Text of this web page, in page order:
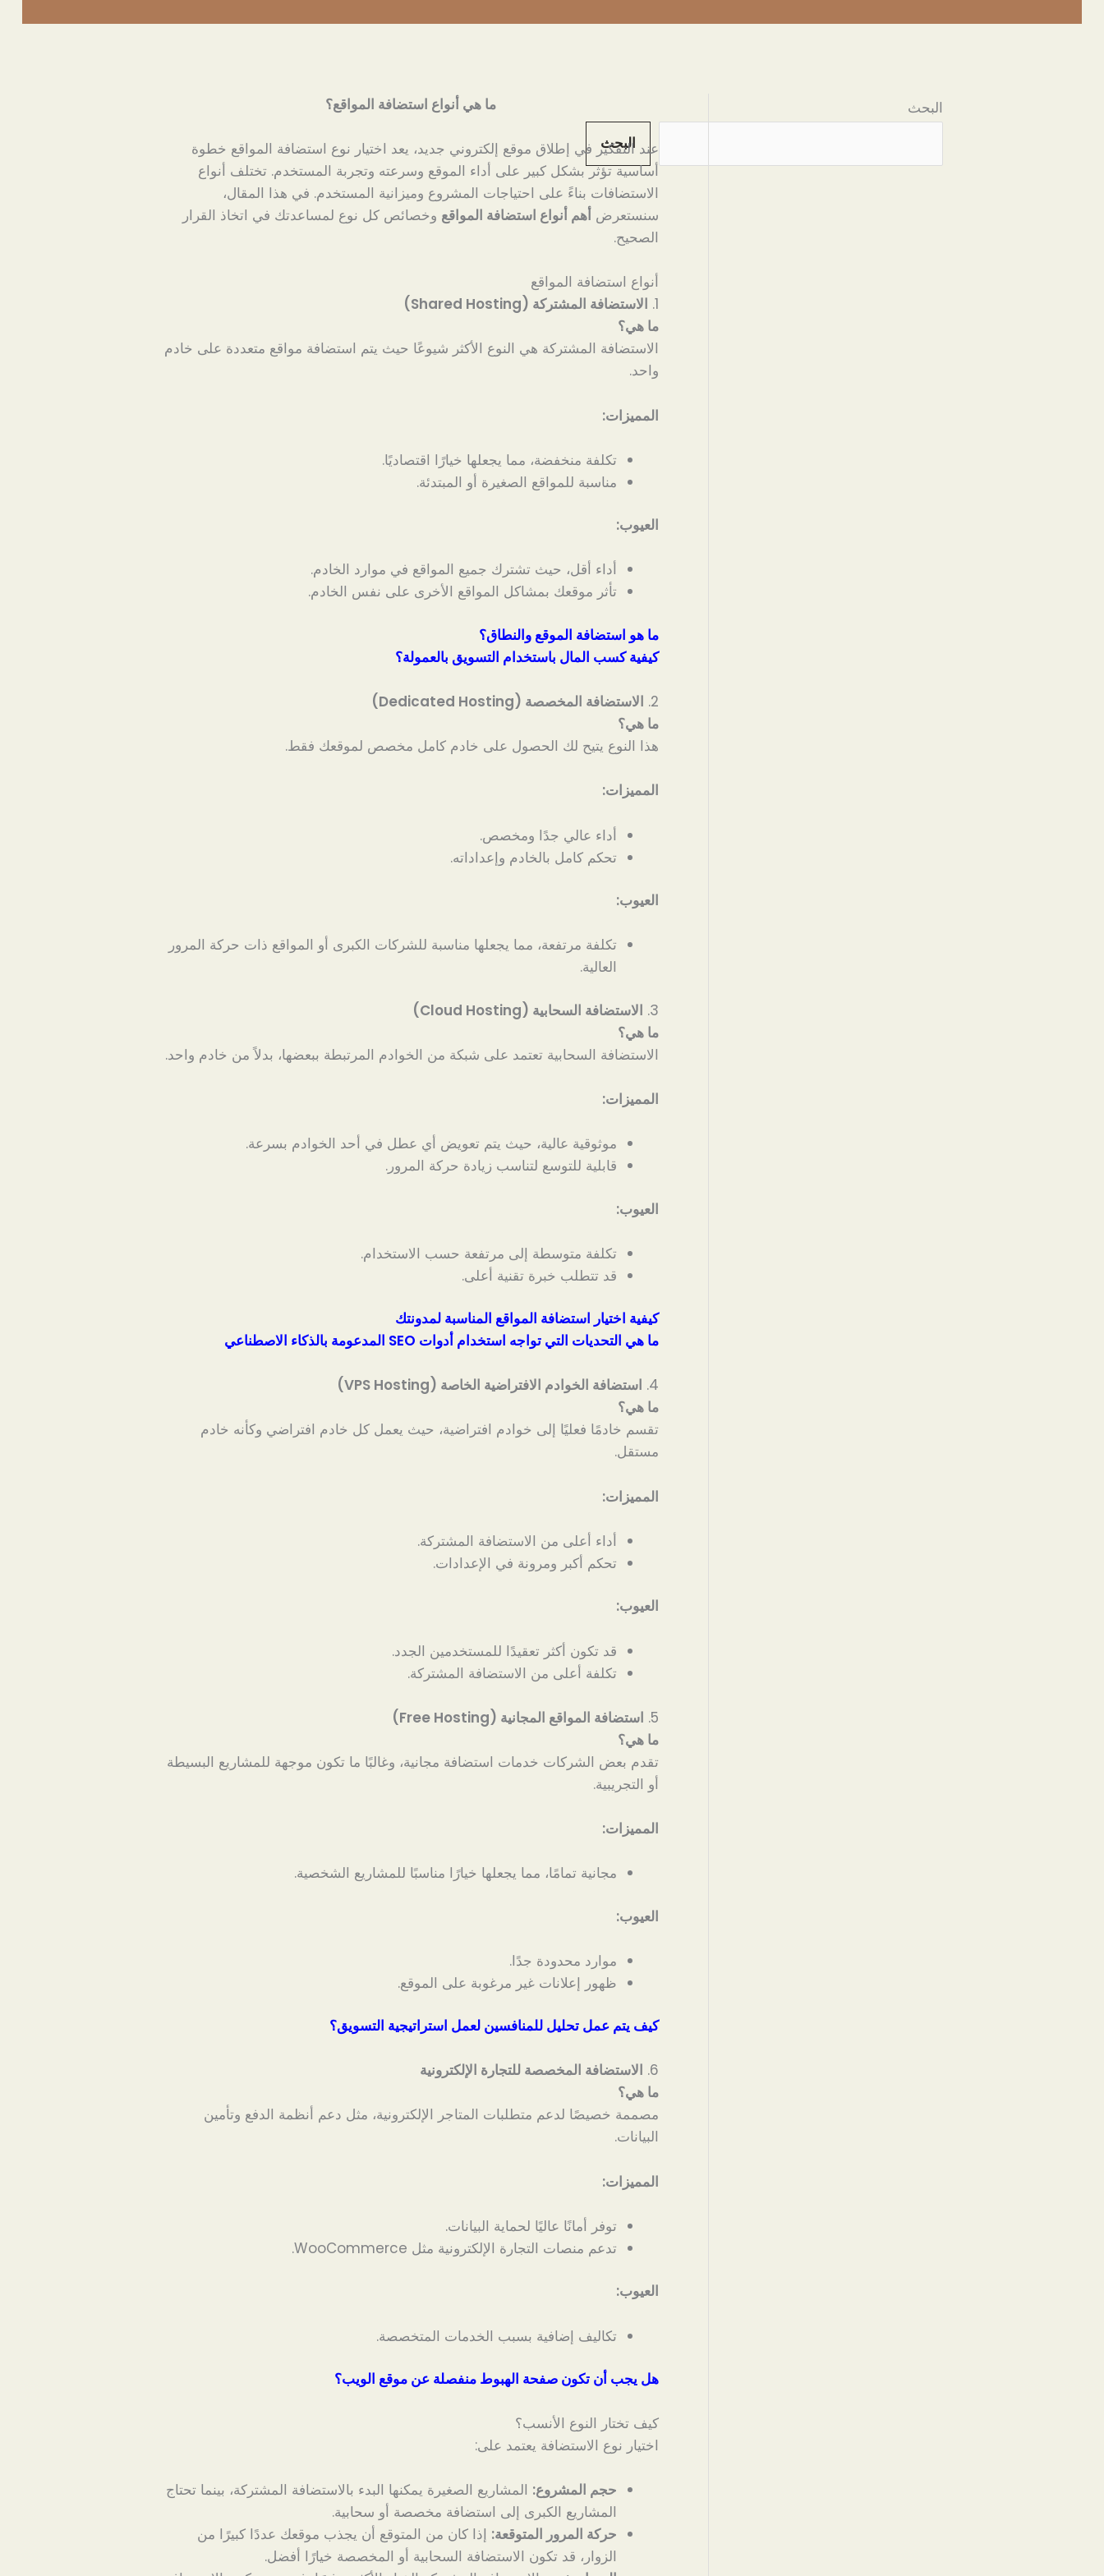
البحث
البحث
ما هي أنواع استضافة المواقع؟
عند التفكير في إطلاق موقع إلكتروني جديد، يعد اختيار نوع استضافة المواقع خطوة
أساسية تؤثر بشكل كبير على أداء الموقع وسرعته وتجربة المستخدم. تختلف أنواع
الاستضافات بناءً على احتياجات المشروع وميزانية المستخدم. في هذا المقال،
سنستعرض أهم أنواع استضافة المواقع وخصائص كل نوع لمساعدتك في اتخاذ القرار
الصحيح.
أنواع استضافة المواقع
1. الاستضافة المشتركة (Shared Hosting)
ما هي؟
الاستضافة المشتركة هي النوع الأكثر شيوعًا حيث يتم استضافة مواقع متعددة على خادم
واحد.
المميزات:
تكلفة منخفضة، مما يجعلها خيارًا اقتصاديًا.
مناسبة للمواقع الصغيرة أو المبتدئة.
العيوب:
أداء أقل، حيث تشترك جميع المواقع في موارد الخادم.
تأثر موقعك بمشاكل المواقع الأخرى على نفس الخادم.
ما هو استضافة الموقع والنطاق؟
كيفية كسب المال باستخدام التسويق بالعمولة؟
2. الاستضافة المخصصة (Dedicated Hosting)
ما هي؟
هذا النوع يتيح لك الحصول على خادم كامل مخصص لموقعك فقط.
المميزات:
أداء عالي جدًا ومخصص.
تحكم كامل بالخادم وإعداداته.
العيوب:
تكلفة مرتفعة، مما يجعلها مناسبة للشركات الكبرى أو المواقع ذات حركة المرور
العالية.
3. الاستضافة السحابية (Cloud Hosting)
ما هي؟
الاستضافة السحابية تعتمد على شبكة من الخوادم المرتبطة ببعضها، بدلاً من خادم واحد.
المميزات:
موثوقية عالية، حيث يتم تعويض أي عطل في أحد الخوادم بسرعة.
قابلية للتوسع لتناسب زيادة حركة المرور.
العيوب:
تكلفة متوسطة إلى مرتفعة حسب الاستخدام.
قد تتطلب خبرة تقنية أعلى.
كيفية اختيار استضافة المواقع المناسبة لمدونتك
ما هي التحديات التي تواجه استخدام أدوات SEO المدعومة بالذكاء الاصطناعي
4. استضافة الخوادم الافتراضية الخاصة (VPS Hosting)
ما هي؟
تقسم خادمًا فعليًا إلى خوادم افتراضية، حيث يعمل كل خادم افتراضي وكأنه خادم
مستقل.
المميزات:
أداء أعلى من الاستضافة المشتركة.
تحكم أكبر ومرونة في الإعدادات.
العيوب:
قد تكون أكثر تعقيدًا للمستخدمين الجدد.
تكلفة أعلى من الاستضافة المشتركة.
5. استضافة المواقع المجانية (Free Hosting)
ما هي؟
تقدم بعض الشركات خدمات استضافة مجانية، وغالبًا ما تكون موجهة للمشاريع البسيطة
أو التجريبية.
المميزات:
مجانية تمامًا، مما يجعلها خيارًا مناسبًا للمشاريع الشخصية.
العيوب:
موارد محدودة جدًا.
ظهور إعلانات غير مرغوبة على الموقع.
كيف يتم عمل تحليل للمنافسين لعمل استراتيجية التسويق؟
6. الاستضافة المخصصة للتجارة الإلكترونية
ما هي؟
مصممة خصيصًا لدعم متطلبات المتاجر الإلكترونية، مثل دعم أنظمة الدفع وتأمين
البيانات.
المميزات:
توفر أمانًا عاليًا لحماية البيانات.
تدعم منصات التجارة الإلكترونية مثل WooCommerce.
العيوب:
تكاليف إضافية بسبب الخدمات المتخصصة.
هل يجب أن تكون صفحة الهبوط منفصلة عن موقع الويب؟
كيف تختار النوع الأنسب؟
اختيار نوع الاستضافة يعتمد على:
حجم المشروع: المشاريع الصغيرة يمكنها البدء بالاستضافة المشتركة، بينما تحتاج
المشاريع الكبرى إلى استضافة مخصصة أو سحابية.
حركة المرور المتوقعة: إذا كان من المتوقع أن يجذب موقعك عددًا كبيرًا من
الزوار، قد تكون الاستضافة السحابية أو المخصصة خيارًا أفضل.